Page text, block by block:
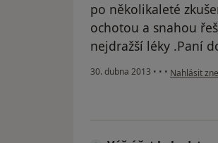
po několikaleté
ochotou a snahou
nejdražší léky .Paní
30. dubna 2013 • • • podle
Nahlásit